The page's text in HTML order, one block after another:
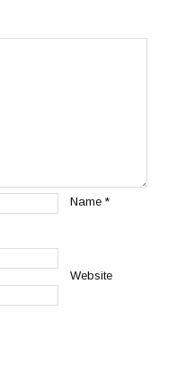
Name*
Website